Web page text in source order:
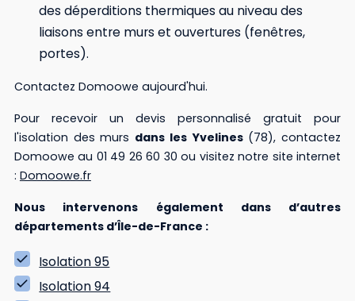
des déperditions thermiques au niveau des
liaisons entre murs et ouvertures (fenêtres,
portes).
Contactez Domoowe aujourd'hui.
Pour recevoir un devis personnalisé gratuit pour
l'isolation des murs dans les Yvelines(78), contactez
Domoowe au 01 49 26 60 30 ou visitez notre site internet
: Domoowe.fr
Nous intervenons également dans d’autres
départements d’Île-de-France :
Isolation 95
Isolation 94